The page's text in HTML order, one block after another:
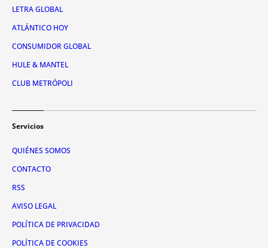
LETRA GLOBAL
ATLÁNTICO HOY
CONSUMIDOR GLOBAL
HULE & MANTEL
CLUB METRÓPOLI
Servicios
QUIÉNES SOMOS
CONTACTO
RSS
AVISO LEGAL
POLÍTICA DE PRIVACIDAD
POLÍTICA DE COOKIES